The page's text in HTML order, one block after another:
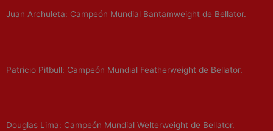
Juan Archuleta: Campeón Mundial Bantamweight de Bellator.
Patricio Pitbull: Campeón Mundial Featherweight de Bellator.
Douglas Lima: Campeón Mundial Welterweight de Bellator.